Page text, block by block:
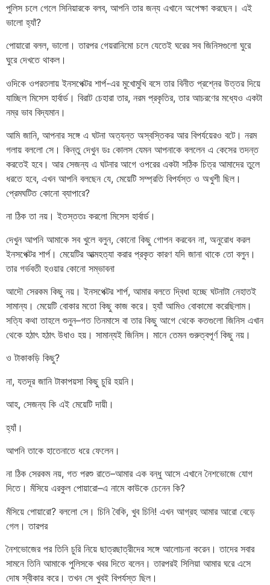
পুলিস চলে গেলে সিনিয়ারকে বলব, আপনি তার জন্য এখানে অপেক্ষা করছেন। এই
ভালো হ্যাঁ?
পোয়ারো বলল, ভালো। তারপর গেয়রানিমো চলে যেতেই ঘরের সব জিনিসগুলো ঘুরে
ঘুরে দেখতে থাকল।
ওদিকে ওপরতলায় ইনসপেক্টর শার্প-এর মুখোমুখি বসে তার বিনীত প্রশ্নের উত্তর দিয়ে
যাচ্ছিল মিসেস হার্বার্ড। বিরাট চেহারা তার, নরম প্রকৃতির, তার আচরণের মধ্যেও একটা
নম্র ভাব বিদ্যমান।
আমি জানি, আপনার সঙ্গে এ ঘটনা অত্যন্ত অস্বস্তিকর আর বিপর্যয়েরও বটে। নরম
গলায় বললো সে। কিন্তু দেখুন ডঃ কোলস যেমন আপনাকে বললেন এ কেসের তদন্ত
করতেই হবে। আর সেজন্য এ ঘটনার আগে ওপরের একটা সঠিক চিত্র আমাদের তুলে
ধরতে হবে, এখন আপনি বলছেন যে, মেয়েটি সম্প্রতি বিপর্যস্ত ও অখুশী ছিল।
প্রেমঘটিত কোনো ব্যাপারে?
না ঠিক তা নয়। ইতস্ততঃ করলো মিসেস হার্বার্ড।
দেখুন আপনি আমাকে সব খুলে বলুন, কোনো কিছু গোপন করবেন না, অনুরোধ করল
ইনসপেক্টর শার্প। মেয়েটির আত্মহত্যা করার প্রকৃত কারণ যদি জানা থাকে তো বলুন।
তার গর্ভবতী হওয়ার কোনো সম্ভাবনা
আদৌ সেরকম কিছু নয়। ইনসপেক্টর শার্প, আমার বলতে দ্বিধা হচ্ছে ঘটনাটা নেহাতই
সামান্য। মেয়েটি বোকার মতো কিছু কাজ করে। হ্যাঁ আমিও বোকামো করেছিলাম।
সত্যি কথা তাহলে শুনুন–গত তিনমাসে বা তার কিছু আগে থেকে কতগুলো জিনিস এখান
থেকে হঠাৎ হঠাৎ উধাও হয়। সামান্যই জিনিস। মানে তেমন গুরুত্বপূর্ণ কিছু নয়।
ও টাকাকড়ি কিছু?
না, যতদূর জানি টাকাপয়সা কিছু চুরি হয়নি।
আহ, সেজন্য কি এই মেয়েটি দায়ী।
হ্যাঁ।
আপনি তাকে হাতেনাতে ধরে ফেলেন।
না ঠিক সেরকম নয়, গত পরশু রাতে–আমার এক বন্ধু আসে এখানে নৈশভোজে যোগ
দিতে। মঁসিয়ে এরকুল পোয়ারো–এ নামে কাউকে চেনেন কি?
মঁসিয়ে পোয়ারো? বললো সে। চিনি বৈকি, খুব চিনি! এখন আগ্রহ আমার আরো বেড়ে
গেল। তারপর
নৈশভোজের পর তিনি চুরি নিয়ে ছাত্রছাত্রীদের সঙ্গে আলোচনা করেন। তাদের সবার
সামনে তিনি আমাকে পুলিসকে খবর দিতে বলেন। তারপরই সিলিয়া আমার ঘরে এসে
দোষ স্বীকার করে। তখন সে খুবই বিপর্যস্ত ছিল।